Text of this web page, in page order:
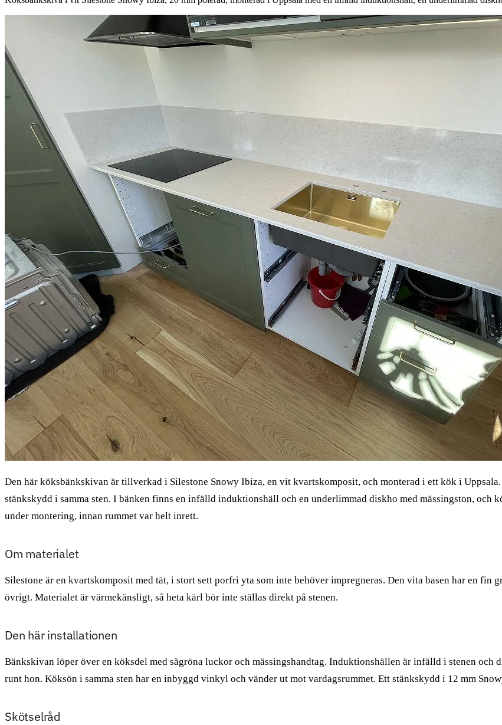
Den här köksbänkskivan är tillverkad i Silestone Snowy Ibiza, en vit kvartskomposit, och monterad i ett kök i
stänkskydd i samma sten. I bänken finns en infälld induktionshäll och en underlimmad diskho med mässingston, och
under montering, innan rummet var helt inrett.
Om materialet
Silestone är en kvartskomposit med tät, i stort sett porfri yta som inte behöver impregneras. Den vita basen har en
övrigt. Materialet är värmekänsligt, så heta kärl bör inte ställas direkt på stenen.
Den här installationen
Bänkskivan löper över en köksdel med sågröna luckor och mässingshandtag. Induktionshällen är infälld i stenen och
runt hon. Köksön i samma sten har en inbyggd vinkyl och vänder ut mot vardagsrummet. Ett stänkskydd i 12 mm
Skötselråd